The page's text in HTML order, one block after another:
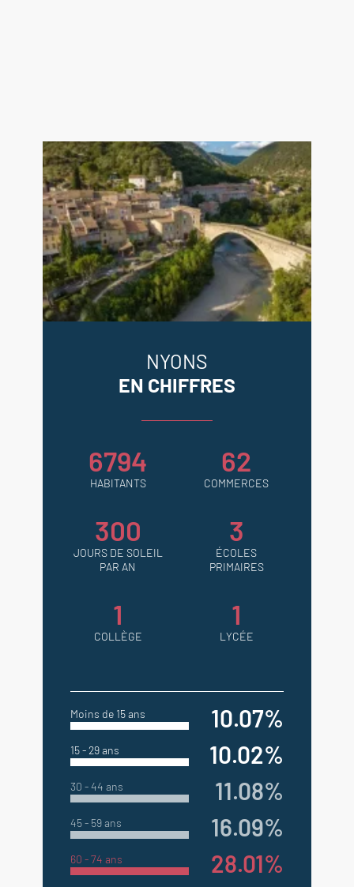
NYONS
EN CHIFFRES
6794
HABITANTS
62
COMMERCES
300
JOURS DE SOLEIL
PAR AN
3
ÉCOLES
PRIMAIRES
1
COLLÈGE
1
LYCÉE
Moins de 15 ans 10.07%
15 - 29 ans 10.02%
30 - 44 ans 11.08%
45 - 59 ans 16.09%
60 - 74 ans
28.01%